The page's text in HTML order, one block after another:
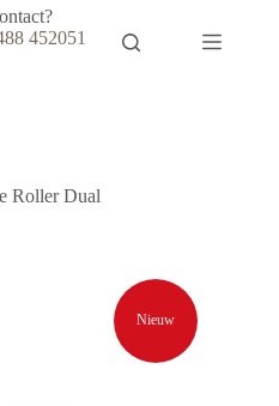
452051
Roller Dual
Nieuw